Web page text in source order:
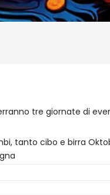
tre giornate di
tanto cibo e birra